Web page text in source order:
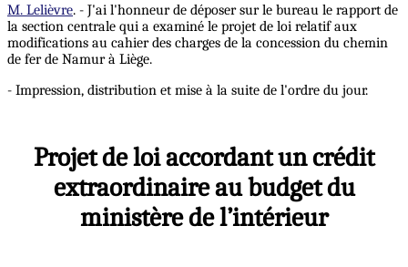
M. Lelièvre. - J'ai l'honneur de déposer sur le bureau le rapport de
la section centrale qui a examiné le projet de loi relatif aux
modifications au cahier des charges de la concession du chemin
de fer de Namur à Liège.
- Impression, distribution et mise à la suite de l'ordre du jour.
Projet de loi accordant un crédit
extraordinaire au budget du
ministère de l’intérieur